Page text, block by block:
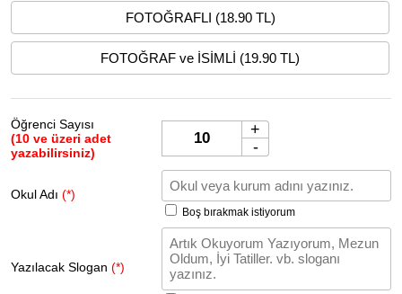
FOTOĞRAFLI (18.90 TL)
FOTOĞRAF ve İSİMLİ (19.90 TL)
Öğrenci Sayısı
(10 ve üzeri adet
yazabilirsiniz)
+
-
Okul Adı (*)
Boş bırakmak istiyorum
Yazılacak Slogan (*)